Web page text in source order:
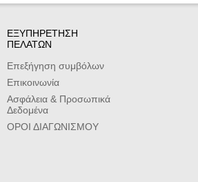
ΕΞΥΠΗΡΕΤΗΣΗ
ΠΕΛΑΤΩΝ
Επεξήγηση συμβόλων
Επικοινωνία
Ασφάλεια & Προσωπικά
Δεδομένα
ΟΡΟΙ ΔΙΑΓΩΝΙΣΜΟΥ